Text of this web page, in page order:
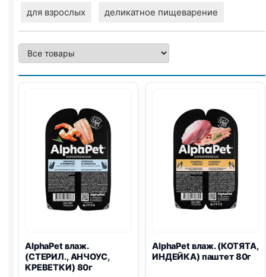
для взрослых деликатное пищеварение
AlphaPet влаж.
(СТЕРИЛ., АНЧОУС,
КРЕВЕТКИ) 80г
AlphaPet влаж. (КОТЯТА,
ИНДЕЙКА) паштет 80г